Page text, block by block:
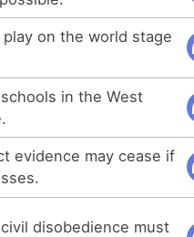
on the world stage
in the West
evidence may cease if
disobedience must